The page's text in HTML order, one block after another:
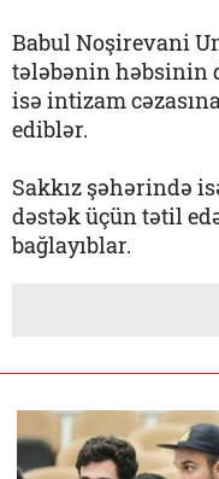
Babul Noşirevani
tələbənin həbsinin
isə intizam
ediblər.
Sakkız şəhərində
dəstək üçün tətil
bağlayıblar.